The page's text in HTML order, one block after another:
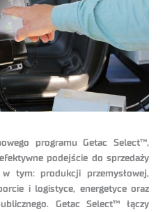
programu Getac Select™,
podejście do sprzedaży
tym: produkcji przemysłowej,
i logistyce, energetyce oraz
Getac Select™ łączy